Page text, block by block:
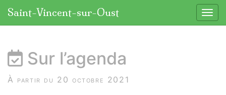
Saint-Vincent-sur-Oust
Sur l’agenda
À partir du 20 octobre 2021
Panneau de gestion des cookies